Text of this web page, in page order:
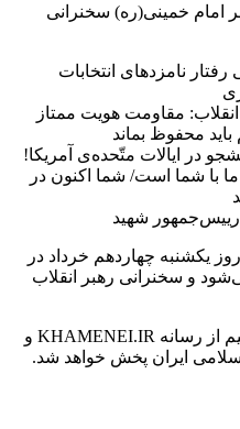
حرم مطهر امام خمینی(ره) سخنرانی
نامزدهای انتخابات
مقاومت هویت ممتاز
محفوظ بماند
در ایالات متّحده‌ی آمریکا!
با شما است/ شما اکنون در
شهید
یکشنبه چهاردهم خرداد در
و سخنرانی رهبر انقلاب
این مراسم به صورت زنده و مستقیم از رسانه KHAMENEI.IR و
ایران پخش خواهد شد.